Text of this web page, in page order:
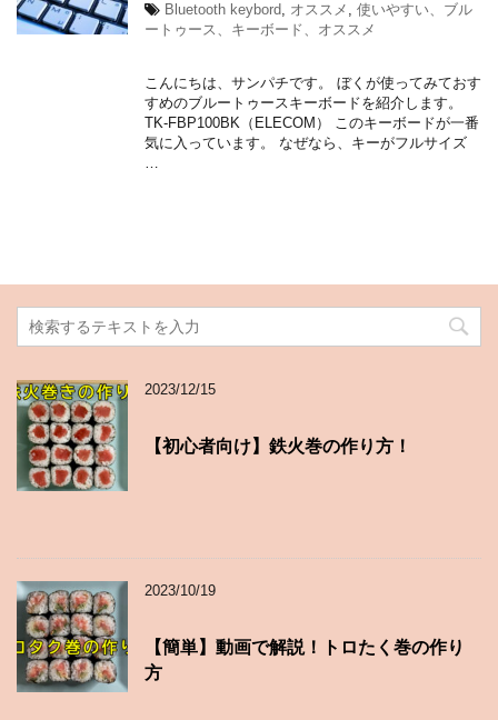
Bluetooth keybord, オススメ , 使いやすい、ブル
ートゥース、キーボード、オススメ
こんにちは、サンパチです。 ぼくが使ってみておす
すめのブルートゥースキーボードを紹介します。
TK-FBP100BK（ELECOM） このキーボードが一番
気に入っています。 なぜなら、キーがフルサイズ
…
2023/12/15
【初心者向け】鉄火巻の作り方！
2023/10/19
【簡単】動画で解説！トロたく巻の作り
方